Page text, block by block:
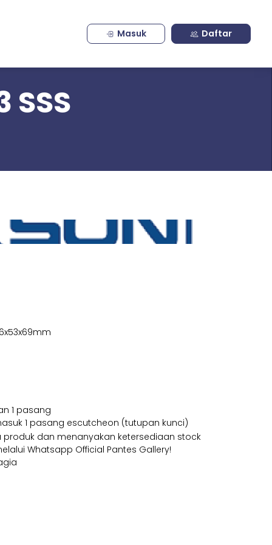
Masuk Daftar
1 pasang
1 pasang escutcheon (tutupan kunci)
produk dan menanyakan ketersediaan stock
Whatsapp Official Pantes Gallery!